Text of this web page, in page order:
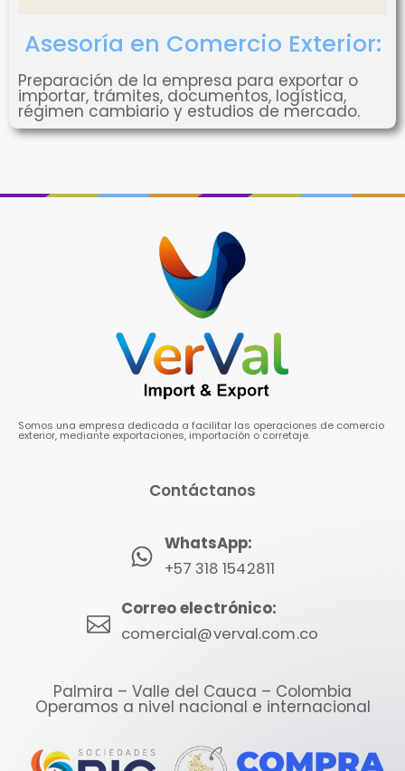
Asesoría en Comercio Exterior:
Preparación de la empresa para exportar o
importar, trámites, documentos, logística,
régimen cambiario y estudios de mercado.
Somos una empresa dedicada a facilitar las operaciones de comercio
exterior, mediante exportaciones, importación o corretaje.
Contáctanos
WhatsApp:
+57 318 1542811
Correo electrónico:
comercial@verval.com.co
Palmira – Valle del Cauca – Colombia
Operamos a nivel nacional e internacional
al cliente está aquí para
responder a sus preguntas.